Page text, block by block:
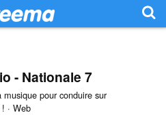
- Nationale 7
pour conduire sur
· Web